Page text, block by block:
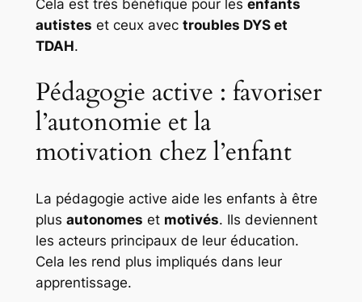
Cela est très bénéfique pour les enfants
autistes et ceux avec troubles DYS et
TDAH.
Pédagogie active : favoriser
l’autonomie et la
motivation chez l’enfant
La pédagogie active aide les enfants à être
plus autonomes et motivés. Ils deviennent
les acteurs principaux de leur éducation.
Cela les rend plus impliqués dans leur
apprentissage.